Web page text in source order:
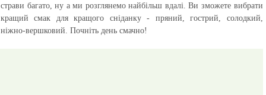
страви багато, ну а ми розглянемо найбільш вдалі. Ви зможете вибрати
кращий смак для кращого сніданку - пряний, гострий, солодкий,
ніжно-вершковий. Почніть день смачно!